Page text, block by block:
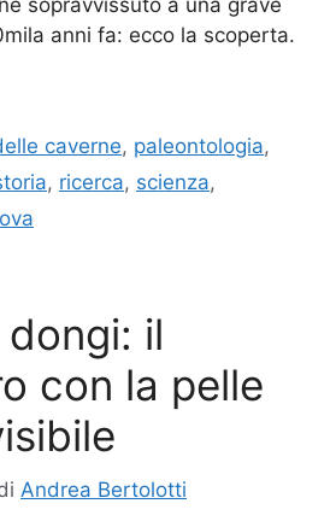
sopravvissuto a una grave
anni fa: ecco la scoperta.
caverne, paleontologia,
, ricerca, scienza,
il
con la pelle
Andrea Bertolotti